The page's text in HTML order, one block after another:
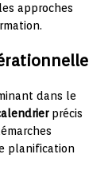
approches
dans le
précis
planification